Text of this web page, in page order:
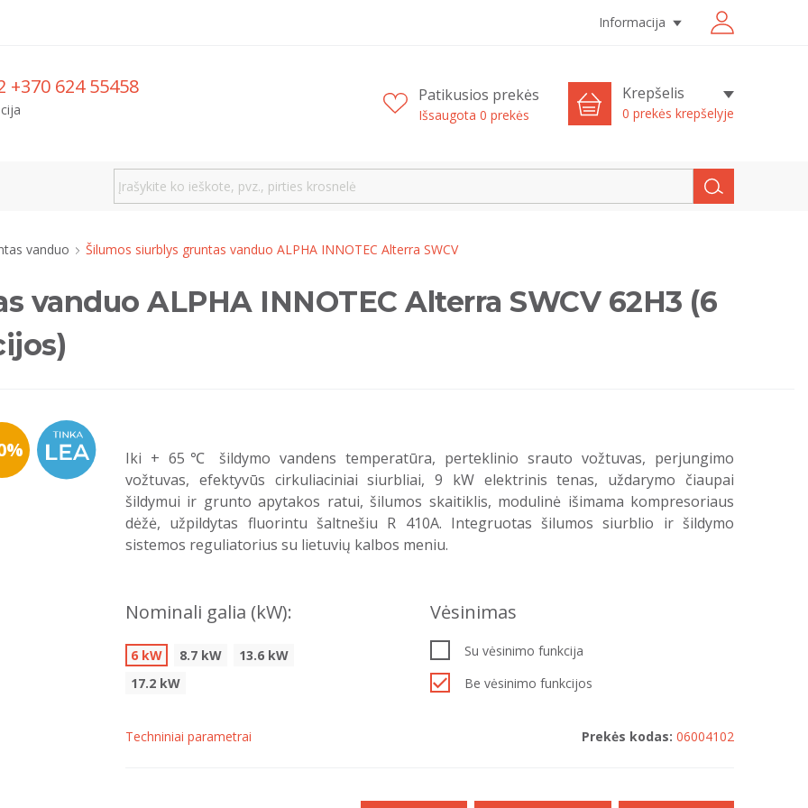
Informacija
+370 624 55458 Patikusios prekės
Išsaugota 0 prekės
Krepšelis
0 prekės krepšelyje
vanduo Šilumos siurblys gruntas vanduo ALPHA INNOTEC Alterra SWCV
vanduo ALPHA INNOTEC Alterra SWCV 62H3 (6
Iki + 65℃ šildymo vandens temperatūra, perteklinio srauto vožtuvas, perjungimo
vožtuvas, efektyvūs cirkuliaciniai siurbliai, 9 kW elektrinis tenas, uždarymo čiaupai
šildymui ir grunto apytakos ratui, šilumos skaitiklis, modulinė išimama kompresoriaus
dėžė, užpildytas fluorintu šaltnešiu R 410A. Integruotas šilumos siurblio ir šildymo
sistemos reguliatorius su lietuvių kalbos meniu.
Nominali galia (kW):
6 kW 8.7 kW
13.6 kW
17.2 kW
Vėsinimas
Su vėsinimo funkcija
Be vėsinimo funkcijos
Techniniai parametrai Prekės kodas: 06004102